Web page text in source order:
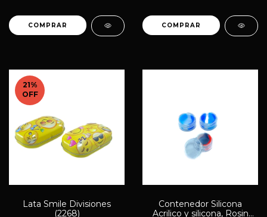
21%
OFF
Lata Smile Divisiones
(2268)
Contenedor Silicona
Acrilico y silicona, Rosin